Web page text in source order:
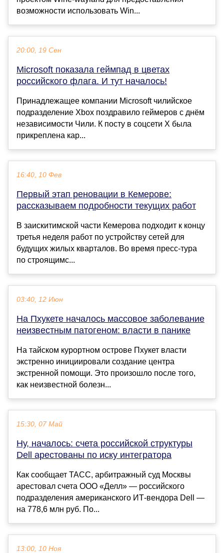
возможности использовать Win...
20:00, 19 Сен
Microsoft показала геймпад в цветах
российского флага. И тут началось!
Принадлежащее компании Microsoft чилийское
подразделение Xbox поздравило геймеров с днём
независимости Чили. К посту в соцсети X была
прикреплена кар...
16:40, 10 Фев
Первый этап реновации в Кемерове:
рассказываем подробности текущих работ
В заискитимской части Кемерова подходит к концу
третья неделя работ по устройству сетей для
будущих жилых кварталов. Во время пресс-тура
по строящимс...
03:40, 12 Июн
На Пхукете началось массовое заболевание
неизвестным патогеном: власти в панике
На тайском курортном острове Пхукет власти
экстренно инициировали создание центра
экстренной помощи. Это произошло после того,
как неизвестной болезн...
15:30, 07 Май
Ну, началось: счета российской структуры
Dell арестованы по иску интегратора
Как сообщает ТАСС, арбитражный суд Москвы
арестовал счета ООО «Делл» — российского
подразделения американского ИТ-вендора Dell —
на 778,6 млн руб. По...
13:00, 10 Ноя